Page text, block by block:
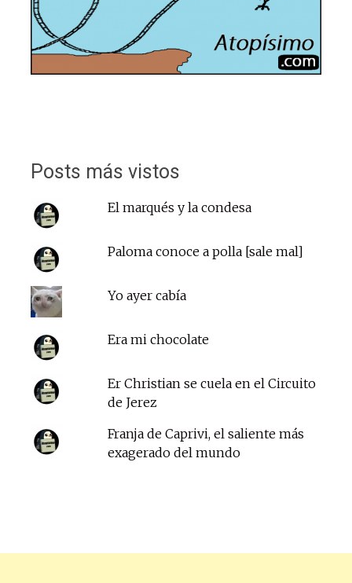
Posts más vistos
El marqués y la condesa
Paloma conoce a polla [sale mal]
Yo ayer cabía
Era mi chocolate
Er Christian se cuela en el Circuito
de Jerez
Franja de Caprivi, el saliente más
exagerado del mundo